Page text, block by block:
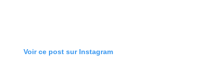
Voir ce post sur Instagram